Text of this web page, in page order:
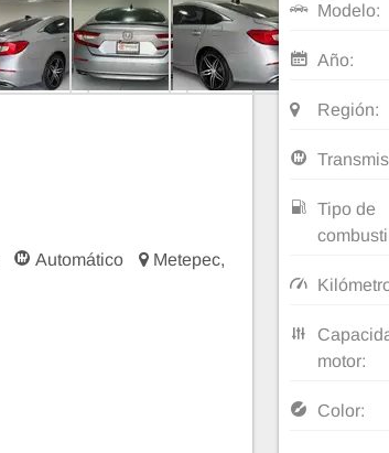
Automático
Metepec,
Modelo:
Año:
Región:
Tipo de
motor:
Color: